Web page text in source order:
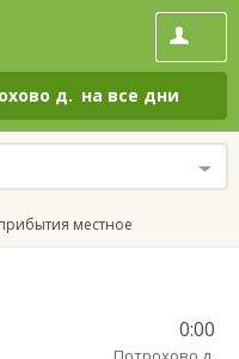
д. на все дни
местное
0:00